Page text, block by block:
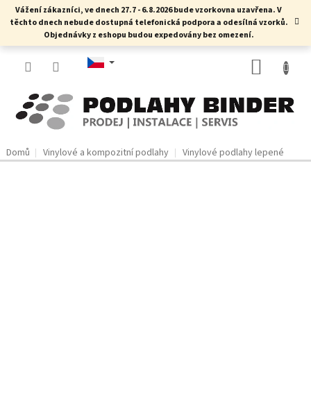
PřejítVážení zákazníci, ve dnech 27.7 - 6.8.2026 bude vzorkovna uzavřena. V
těchto dnech nebude dostupná telefonická podpora a odesílná vzorků.
Objednávky z eshopu budou expedovány bez omezení.
Domů Vinylové a kompozitní podlahy Vinylové podlahy lepené